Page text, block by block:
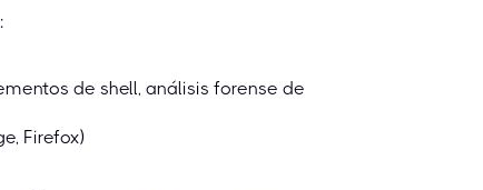
de shell, análisis forense de
Firefox)